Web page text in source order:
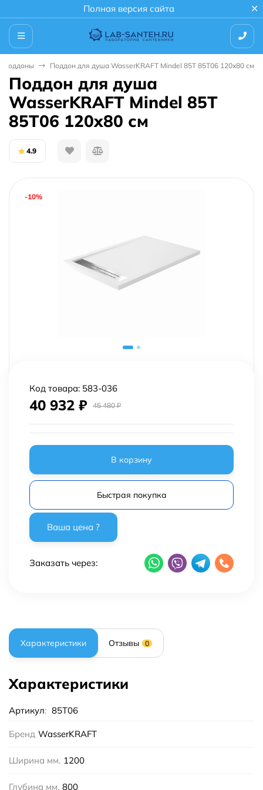
Полная версия сайта
поддоны Поддон для душа WasserKRAFT Mindel 85T 85T06 120x80 см
Поддон для душа
WasserKRAFT Mindel 85T
85T06 120x80 см
4.9
-10%
Код товара: 583-036
40 932 ₽ 45 480₽
В корзину
Быстрая покупка
Заказать через:
Характеристики Отзывы 0
Характеристики
Артикул: 85T06
Бренд WasserKRAFT
Ширина мм. 1200
Глубина мм. 800